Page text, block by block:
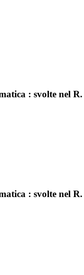
: svolte nel
: svolte nel